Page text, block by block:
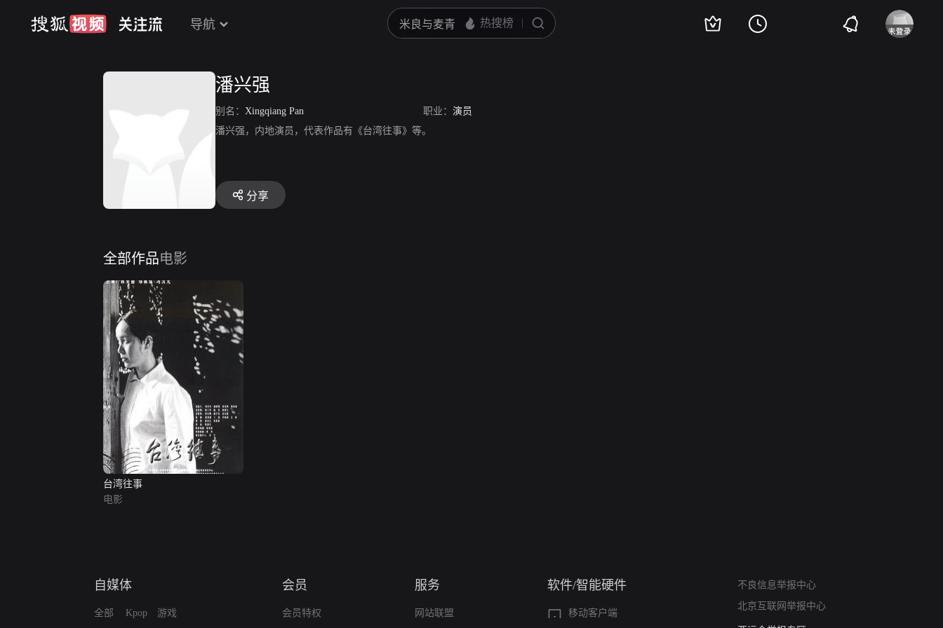
导航
潘兴强
别名： Xingqiang Pan 职业： 演员
潘兴强，内地演员，代表作品有《台湾往事》等。
分享
全部作品电影
台湾往事
电影
自媒体
全部 Kpop 游戏
会员
会员特权
服务
网站联盟
软件/智能硬件
移动客户端
不良信息举报中心
北京互联网举报中心
算法推荐专项举报